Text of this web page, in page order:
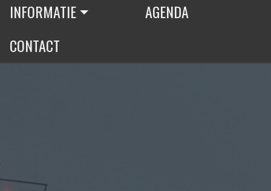
INFORMATIE
AGENDA
CONTACT